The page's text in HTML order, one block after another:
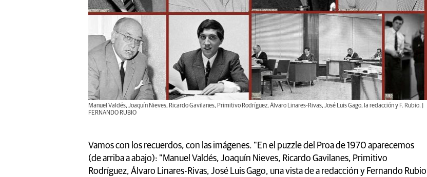
Manuel Valdés, Joaquín Nieves, Ricardo Gavilanes, Primitivo Rodríguez, Álvaro Linares-Rivas, José Luis Gago, la redacción y F. Rubio. |
FERNANDO RUBIO
Vamos con los recuerdos, con las imágenes. "En el puzzle del Proa de 1970 aparecemos
(de arriba a abajo): "Manuel Valdés, Joaquín Nieves, Ricardo Gavilanes, Primitivo
Rodríguez, Álvaro Linares-Rivas, José Luis Gago, una vista de a redacción y Fernando Rubio